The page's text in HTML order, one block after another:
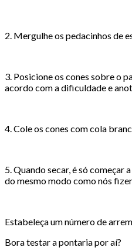
2. Mergulhe os pedacinhos de
3. Posicione os cones sobre o
acordo com a dificuldade e
4. Cole os cones com cola
5. Quando secar, é só
do mesmo modo como nós
Estabeleça um número de
Bora testar a pontaria por aí?